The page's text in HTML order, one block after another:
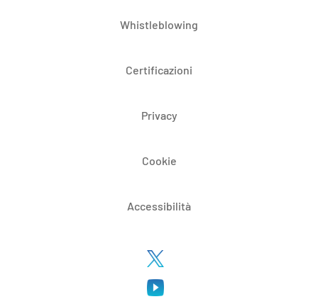
Whistleblowing
Certificazioni
Privacy
Cookie
Accessibilità